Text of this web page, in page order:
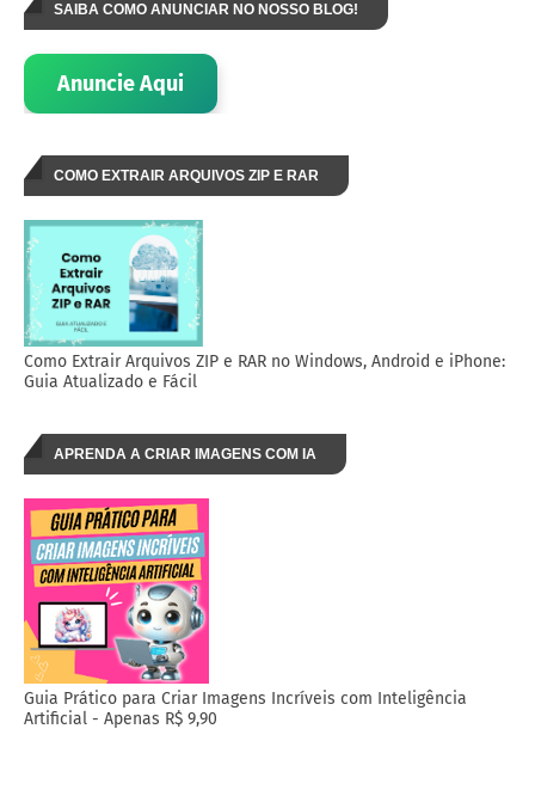
SAIBA COMO ANUNCIAR NO NOSSO BLOG!
Anuncie Aqui
COMO EXTRAIR ARQUIVOS ZIP E RAR
Como Extrair Arquivos ZIP e RAR no Windows, Android e iPhone:
Guia Atualizado e Fácil
APRENDA A CRIAR IMAGENS COM IA
Guia Prático para Criar Imagens Incríveis com Inteligência
Artificial - Apenas R$ 9,90